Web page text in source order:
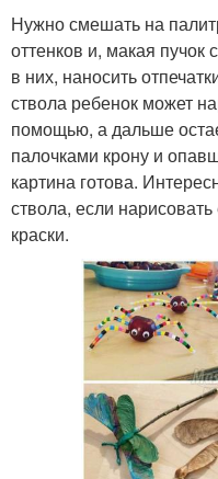
Нужно смешать на
оттенков и, макая
в них, наносить
ствола ребенок может
помощью, а дальше
палочками крону и
картина готова.
ствола, если
краски.